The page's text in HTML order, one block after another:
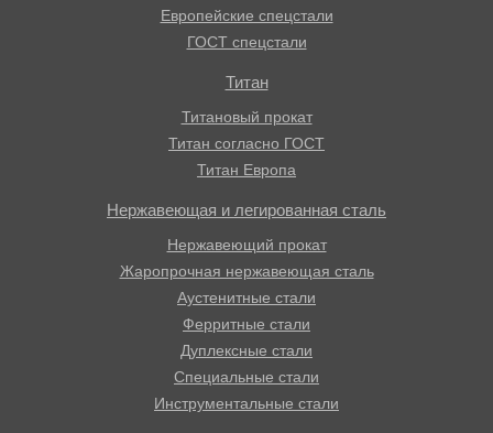
Европейские спецстали
ГОСТ спецстали
Титан
Титановый прокат
Титан согласно ГОСТ
Титан Европа
Нержавеющая и легированная сталь
Нержавеющий прокат
Жаропрочная нержавеющая сталь
Аустенитные стали
Ферритные стали
Дуплексные стали
Специальные стали
Инструментальные стали